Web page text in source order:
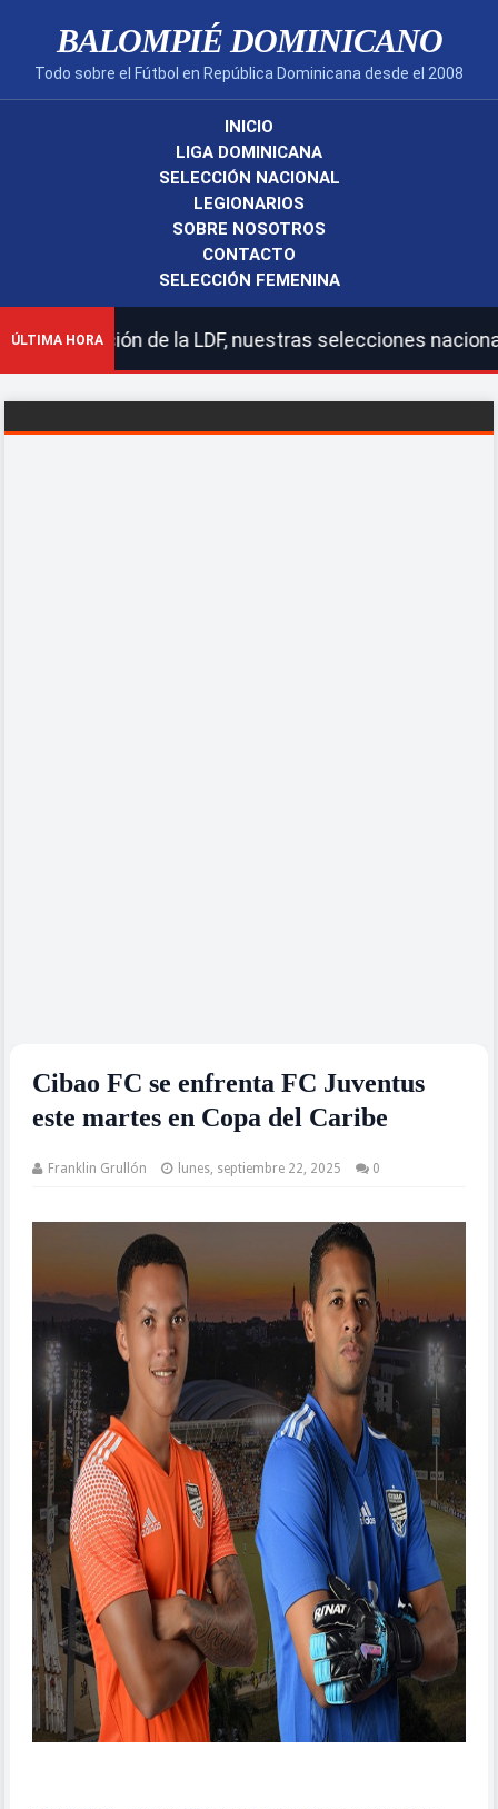
BALOMPIÉ DOMINICANO
Todo sobre el Fútbol en República Dominicana desde el 2008
INICIO
LIGA DOMINICANA
SELECCIÓN NACIONAL
LEGIONARIOS
SOBRE NOSOTROS
CONTACTO
SELECCIÓN FEMENINA
ÚLTIMA HORA
la LDF, nuestras selecciones nacionales y
Cibao FC se enfrenta FC Juventus
este martes en Copa del Caribe
Franklin Grullón lunes, septiembre 22, 2025 0